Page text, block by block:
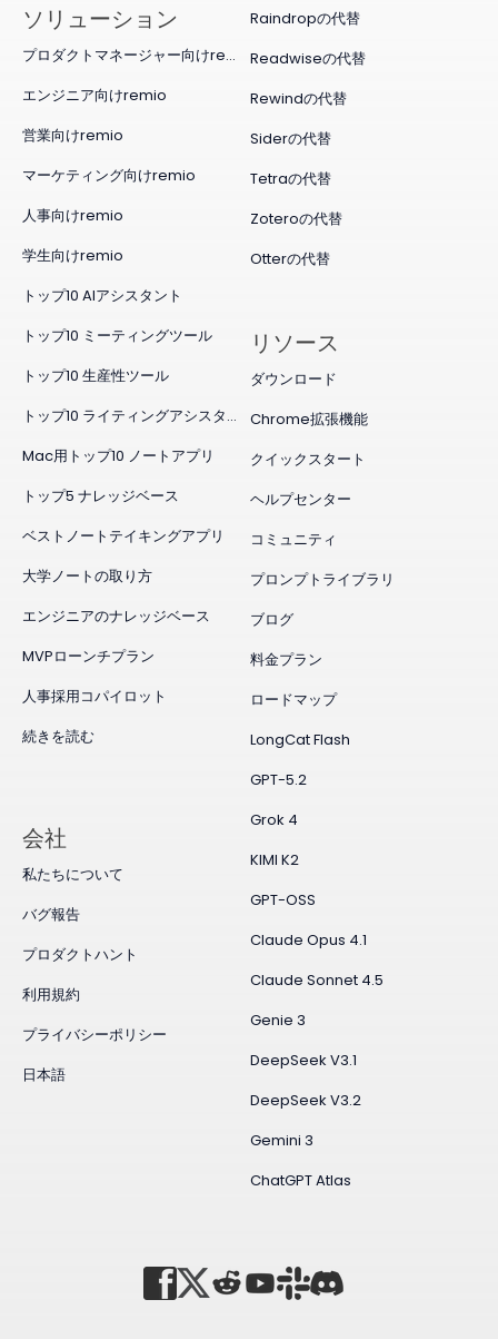
Raindropの代替
Readwiseの代替
Rewindの代替
Siderの代替
Tetraの代替
Zoteroの代替
Otterの代替
ソリューション
プロダクトマネージャー向けremio
エンジニア向けremio
営業向けremio
マーケティング向けremio
人事向けremio
学生向けremio
トップ10 AIアシスタント
トップ10 ミーティングツール
トップ10 生産性ツール
トップ10 ライティングアシスタント
Mac用トップ10 ノートアプリ
トップ5 ナレッジベース
ベストノートテイキングアプリ
大学ノートの取り方
エンジニアのナレッジベース
MVPローンチプラン
人事採用コパイロット
続きを読む
リソース
ダウンロード
Chrome拡張機能
クイックスタート
ヘルプセンター
コミュニティ
プロンプトライブラリ
ブログ
料金プラン
ロードマップ
LongCat Flash
GPT-5.2
Grok 4
KIMI K2
GPT-OSS
Claude Opus 4.1
Claude Sonnet 4.5
Genie 3
DeepSeek V3.1
DeepSeek V3.2
Gemini 3
ChatGPT Atlas
会社
私たちについて
バグ報告
プロダクトハント
利用規約
プライバシーポリシー
日本語